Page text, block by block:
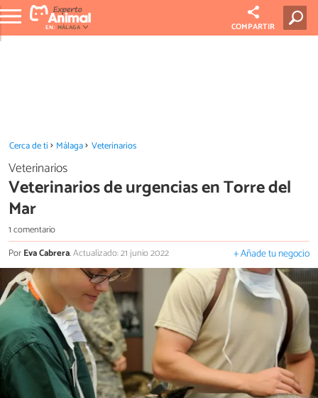
EN: MÁLAGA COMPARTIR
Cerca de ti Málaga Veterinarios
Veterinarios
Veterinarios de urgencias en Torre del
Mar
1 comentario
PorEva Cabrera.Actualizado: 21 junio 2022 + Añade tu negocio